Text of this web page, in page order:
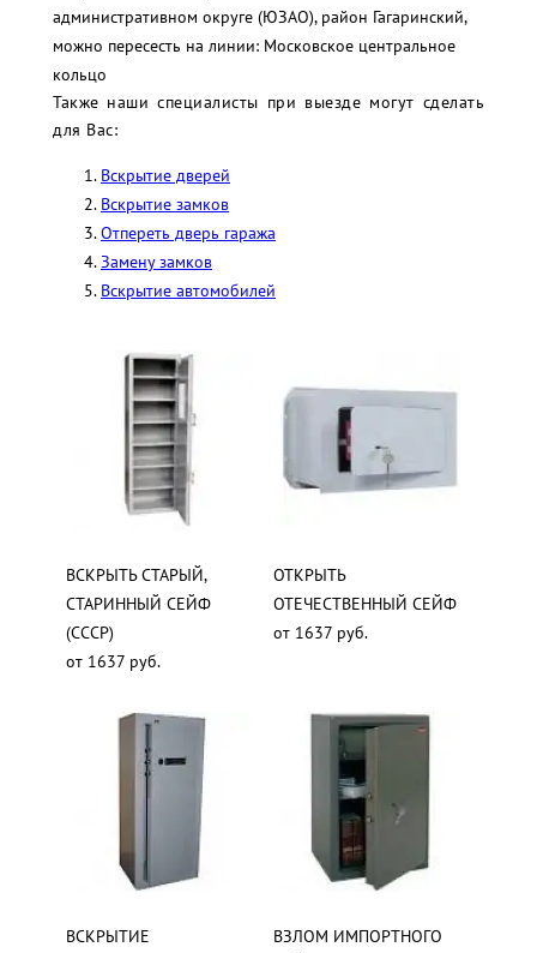
административном округе (ЮЗАО), район Гагаринский,
можно пересесть на линии: Московское центральное
кольцо
Также наши специалисты при выезде могут сделать
для Вас:
Вскрытие дверей
Вскрытие замков
Отпереть дверь гаража
Замену замков
Вскрытие автомобилей
ВСКРЫТЬ СТАРЫЙ,
СТАРИННЫЙ СЕЙФ
(СССР)
от 1637 руб.
ОТКРЫТЬ
ОТЕЧЕСТВЕННЫЙ СЕЙФ
от 1637 руб.
ВСКРЫТИЕ
ВЗЛОМ ИМПОРТНОГО